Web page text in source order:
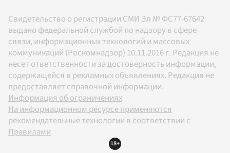
Свидетельство о регистрации СМИ Эл № ФС77-67642
выдано федеральной службой по надзору в сфере
связи, информационных технологий и массовых
коммуникаций (Роскомнадзор) 10.11.2016 г. Редакция не
несет ответственности за достоверность информации,
содержащейся в рекламных объявлениях. Редакция не
предоставляет справочной информации.
Информация об ограничениях
На информационном ресурсе применяются
рекомендательные технологии в соответствии с
Правилами
18+